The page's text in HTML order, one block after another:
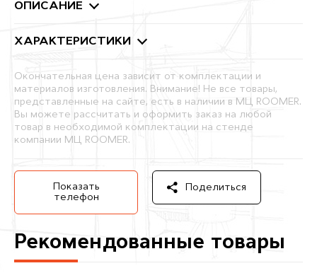
ОПИСАНИЕ
ХАРАКТЕРИСТИКИ
Окончательная цена зависит от комплектации и
материалов изготовления. Внимание! Не все товары,
представленные на сайте, есть в наличии в МЦ ROOMER.
Вы можете рассчитать и оформить заказ на любой
товар в необходимой комплектации на стенде
компании МЦ ROOMER.
Показать
телефон
Поделиться
Рекомендованные товары